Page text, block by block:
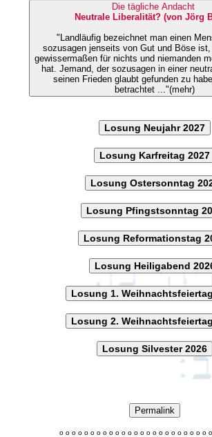
Die tägliche Andacht
Neutrale Liberalität? (von Jörg
"Landläufig bezeichnet man einen
sozusagen jenseits von Gut und Böse
gewissermaßen für nichts und niemanden
hat. Jemand, der sozusagen in einer neutralen Liberalität
seinen Frieden glaubt gefunden zu
betrachtet ..."(mehr)
Losung Neujahr 2027
Losung Karfreitag 2027
Losung Ostersonntag
Losung Pfingstsonntag
Losung Reformationstag
Losung Heiligabend
Losung 1.
Losung 2.
Losung Silvester 2026
Permalink
o o o o o o o o o o o o o o o o o o o o o o o o o